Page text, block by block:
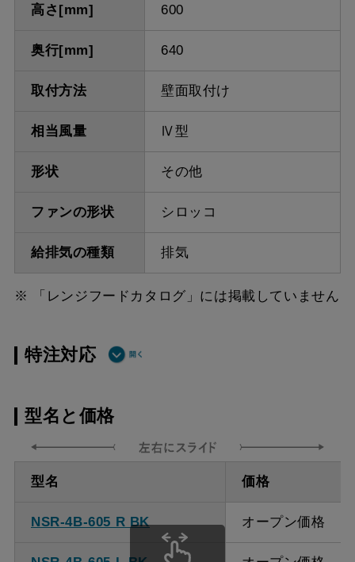
高さ[mm] 600
奥行[mm] 640
取付方法 壁面取付け
相当風量 Ⅳ型
形状 その他
ファンの形状 シロッコ
給排気の種類 排気
※ 「レンジフードカタログ」には掲載していません
特注対応
方
ダクト方向上
方
最大寸法 920ｍｍ
備考
点検口を設けての最小寸
法は弊社にお問い合わせ
型名と価格
型名 価格
NSR-4B-605 R BK オープン価格